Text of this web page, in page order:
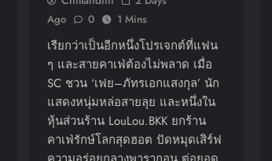
Ago
0 1 Mins
เรียกว่าเป็นอีกหนึ่งโปรเจกต์ที่แฟน
ๆ และสายคาเฟ่ต้องไม่พลาด เมื่อ
SC ชวน ‘เฟย–ภัทรเอกแสงกุล’ นัก
แสดงหนุ่มหล่อสายลุย และหนึ่งใน
หุ้นส่วนร้าน LouLou.BKK ยกร้าน
คาเฟ่รักษ์โลกสุดฮอต ปัดหมุดเสิร์ฟ